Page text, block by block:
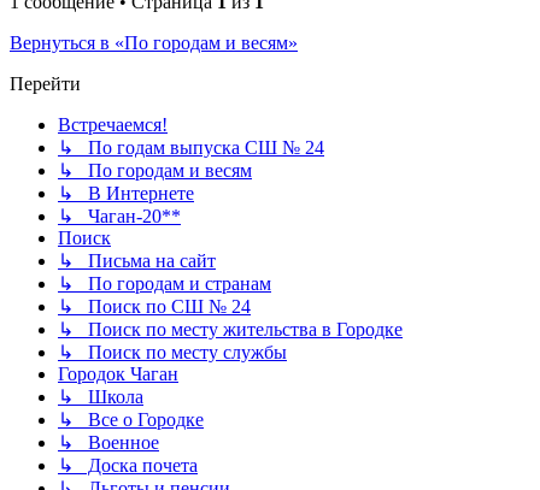
Вернуться в «По городам и весям»
Перейти
Встречаемся!
↳ По годам выпуска СШ № 24
↳ По городам и весям
↳ В Интернете
↳ Чаган-20**
Поиск
↳ Письма на сайт
↳ По городам и странам
↳ Поиск по СШ № 24
↳ Поиск по месту жительства в Городке
↳ Поиск по месту службы
Городок Чаган
↳ Школа
↳ Все о Городке
↳ Военное
↳ Доска почета